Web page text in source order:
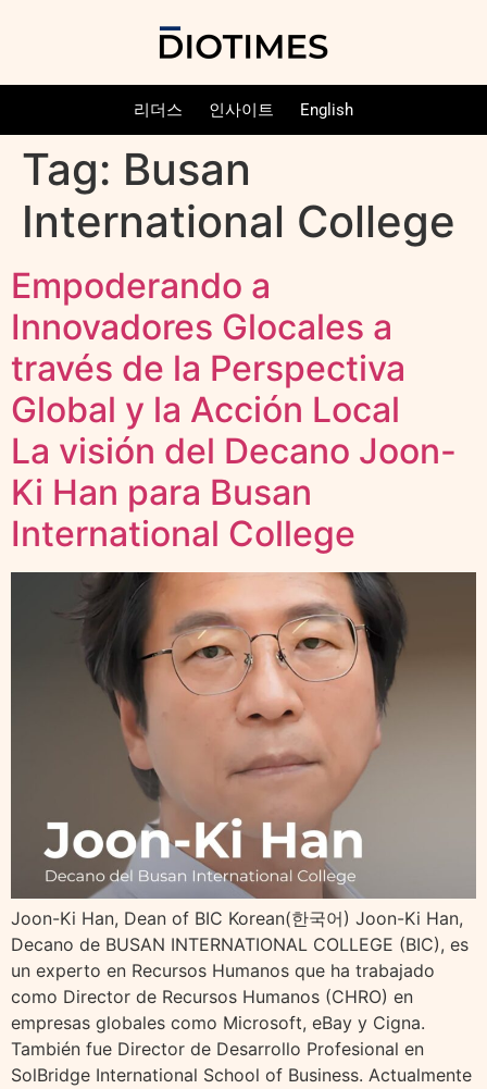
리더스 인사이트 English
Tag: Busan
International College
Empoderando a
Innovadores Glocales a
través de la Perspectiva
Global y la Acción Local
La visión del Decano Joon-
Ki Han para Busan
International College
Joon-Ki Han, Dean of BIC Korean(한국어) Joon-Ki Han,
Decano de BUSAN INTERNATIONAL COLLEGE (BIC), es
un experto en Recursos Humanos que ha trabajado
como Director de Recursos Humanos (CHRO) en
empresas globales como Microsoft, eBay y Cigna.
También fue Director de Desarrollo Profesional en
SolBridge International School of Business. Actualmente